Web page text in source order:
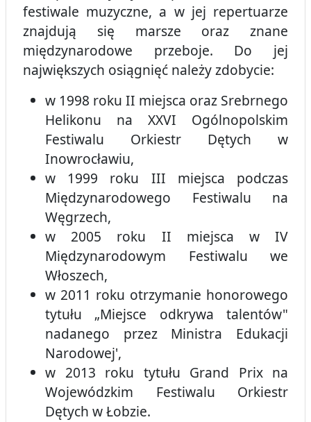
festiwale muzyczne, a w jej repertuarze
znajdują się marsze oraz znane
międzynarodowe przeboje. Do jej
największych osiągnięć należy zdobycie:
w 1998 roku II miejsca oraz Srebrnego
Helikonu na XXVI Ogólnopolskim
Festiwalu Orkiestr Dętych w
Inowrocławiu,
w 1999 roku III miejsca podczas
Międzynarodowego Festiwalu na
Węgrzech,
w 2005 roku II miejsca w IV
Międzynarodowym Festiwalu we
Włoszech,
w 2011 roku otrzymanie honorowego
tytułu „Miejsce odkrywa talentów"
nadanego przez Ministra Edukacji
Narodowej',
w 2013 roku tytułu Grand Prix na
Wojewódzkim Festiwalu Orkiestr
Dętych w Łobzie.